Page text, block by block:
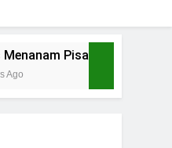
: Pentingnya Memilih